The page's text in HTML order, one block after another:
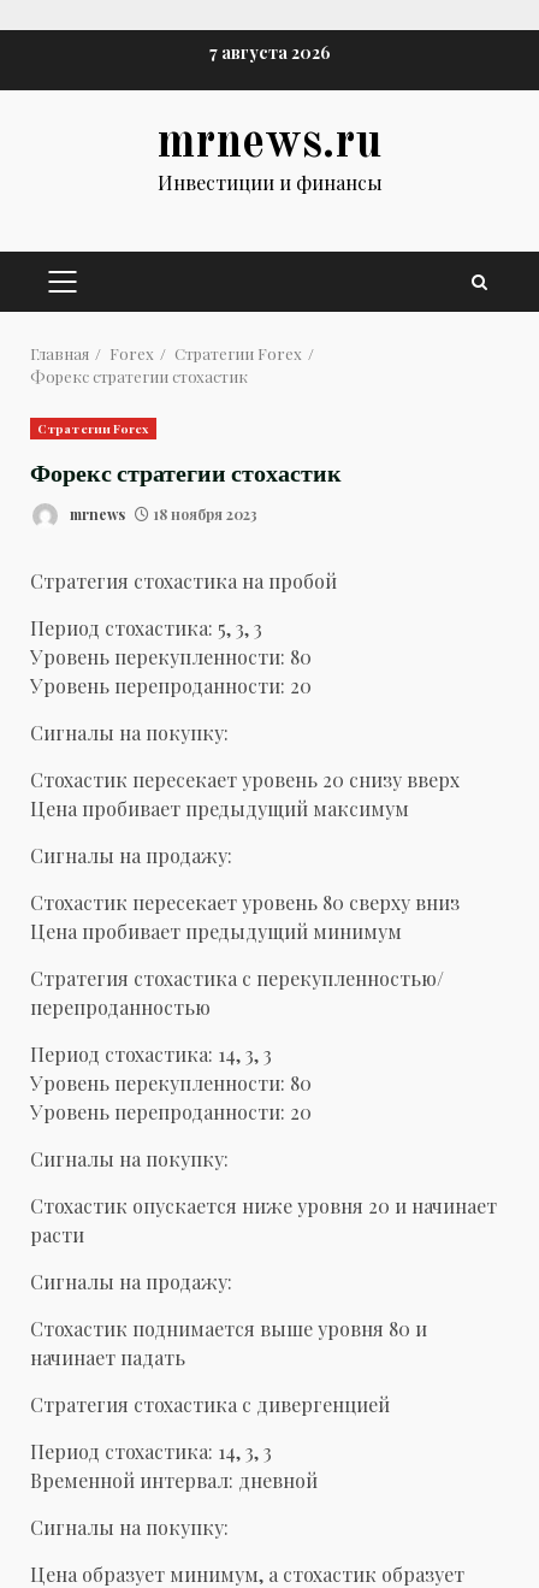
7 августа 2026
mrnews.ru
Инвестиции и финансы
ОСНОВНОЕ
Главная Forex
Стратегии Forex
Форекс стратегии стохастик
Стратегии Forex
Форекс стратегии стохастик
mrnews 18 ноября 2023
Стратегия стохастика на пробой
Период стохастика: 5, 3, 3
Уровень перекупленности: 80
Уровень перепроданности: 20
Сигналы на покупку:
Стохастик пересекает уровень 20 снизу вверх
Цена пробивает предыдущий максимум
Сигналы на продажу:
Стохастик пересекает уровень 80 сверху вниз
Цена пробивает предыдущий минимум
Стратегия стохастика с перекупленностью/
перепроданностью
Период стохастика: 14, 3, 3
Уровень перекупленности: 80
Уровень перепроданности: 20
Сигналы на покупку:
Стохастик опускается ниже уровня 20 и начинает
расти
Сигналы на продажу:
Стохастик поднимается выше уровня 80 и
начинает падать
Стратегия стохастика с дивергенцией
Период стохастика: 14, 3, 3
Временной интервал: дневной
Сигналы на покупку:
Цена образует минимум, а стохастик образует